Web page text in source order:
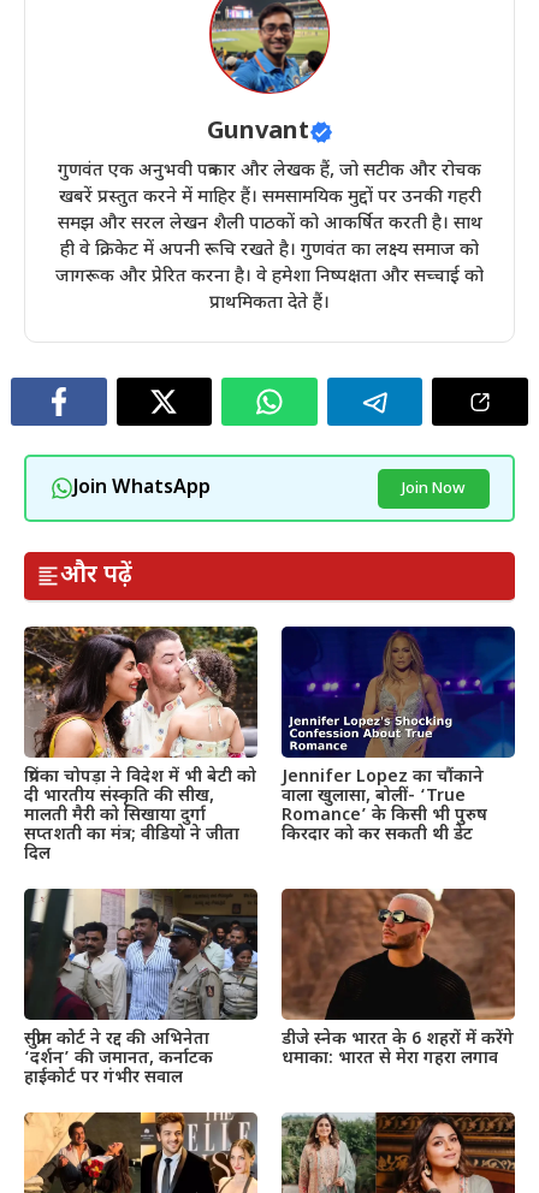
Gunvant
गुणवंत एक अनुभवी पत्रकार और लेखक हैं, जो सटीक और रोचक
खबरें प्रस्तुत करने में माहिर हैं। समसामयिक मुद्दों पर उनकी गहरी
समझ और सरल लेखन शैली पाठकों को आकर्षित करती है। साथ
ही वे क्रिकेट में अपनी रूचि रखते है। गुणवंत का लक्ष्य समाज को
जागरूक और प्रेरित करना है। वे हमेशा निष्पक्षता और सच्चाई को
प्राथमिकता देते हैं।
Join WhatsApp Join Now
और पढ़ें
प्रियंका चोपड़ा ने विदेश में भी बेटी को
दी भारतीय संस्कृति की सीख,
मालती मैरी को सिखाया दुर्गा
सप्तशती का मंत्र; वीडियो ने जीता
दिल
Jennifer Lopez का चौंकाने
वाला खुलासा, बोलीं- ‘True
Romance’ के किसी भी पुरुष
किरदार को कर सकती थी डेट
सुप्रीम कोर्ट ने रद्द की अभिनेता
‘दर्शन’ की जमानत, कर्नाटक
हाईकोर्ट पर गंभीर सवाल
डीजे स्नेक भारत के 6 शहरों में करेंगे
धमाका: भारत से मेरा गहरा लगाव